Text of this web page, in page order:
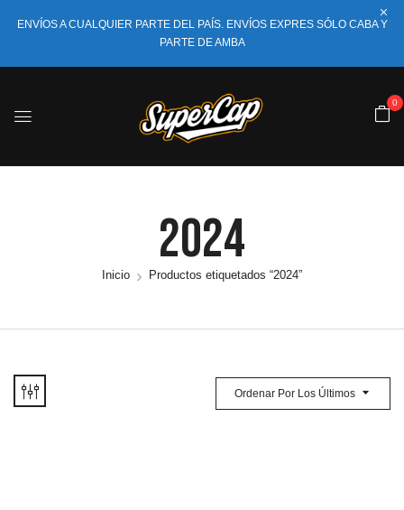
ENVÍOS A CUALQUIER PARTE DEL PAÍS. ENVÍOS EXPRES SÓLO CABA Y
PARTE DE AMBA
0
2024
Inicio Productos etiquetados “2024”
Ordenar Por Los Últimos